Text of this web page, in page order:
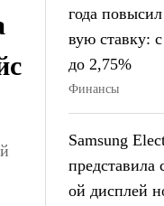
года
вую ставку:
до 2,75%
Финансы
Samsung
представила
ой дисплей